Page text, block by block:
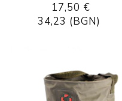
17,50 €
34,23 (BGN)